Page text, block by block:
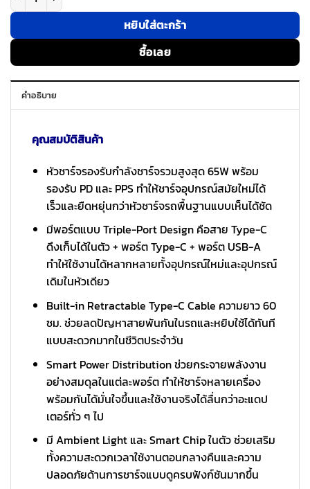
หยิบใส่ตะกร้า
ซื้อเลย
คำอธิบาย
คุณสมบัติสินค้า
หัวชาร์จรองรับกำลังชาร์จรวมสูงสุด 65W พร้อม
รองรับ PD และ PPS ทำให้ชาร์จอุปกรณ์สมัยใหม่ได้
เร็วและยืดหยุ่นกว่าหัวชาร์จรถพื้นฐานแบบเห็นได้ชัด
มีพอร์ตแบบ Triple-Port Design คือสาย Type-C
ดึงเก็บได้ในตัว + พอร์ต Type-C + พอร์ต USB-A
ทำให้ใช้งานได้หลากหลายทั้งอุปกรณ์ใหม่และอุปกรณ์
เดิมในหัวเดียว
Built-in Retractable Type-C Cable ความยาว 60
ซม. ช่วยลดปัญหาสายพันกันในรถและหยิบใช้ได้ทันที
แบบสะดวกมากในชีวิตประจำวัน
Smart Power Distribution ช่วยกระจายพลังงาน
อย่างสมดุลในแต่ละพอร์ต ทำให้ชาร์จหลายเครื่อง
พร้อมกันได้มั่นใจขึ้นและใช้งานจริงได้ลื่นกว่าอะแดป
เตอร์ทั่ว ๆ ไป
มี Ambient Light และ Smart Chip ในตัว ช่วยเสริม
ทั้งความสะดวกเวลาใช้งานตอนกลางคืนและความ
ปลอดภัยด้านการชาร์จแบบดูครบฟังก์ชันมากขึ้น